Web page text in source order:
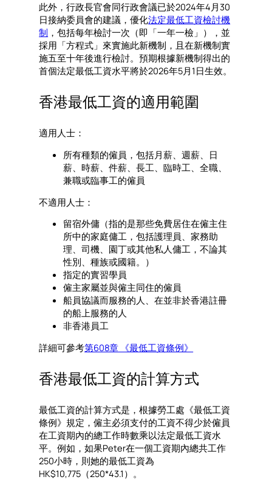
此外，行政長官會同行政會議已於2024年4月30
日接納委員會的建議，優化法定最低工資檢討機
制 ，包括每年檢討一次（即「一年一檢」），並
採用「方程式」來實施此新機制，且在新機制實
施五至十年後進行檢討。預期根據新機制得出的
首個法定最低工資水平將於2026年5月1日生效。
香港最低工資的適用範圍
適用人士：
所有種類的僱員，包括月薪、週薪、日
薪、時薪、件薪、長工、臨時工、全職、
兼職或臨事工的僱員
不適用人士：
留宿外傭（指的是那些免費居住在僱主住
所中的家庭傭工，包括護理員、家務助
理、司機、園丁或其他私人傭工，不論其
性別、種族或國籍。）
指定的實習學員
僱主家屬並與僱主同住的僱員
船員協議而服務的人、在並非於香港註冊
的船上服務的人
非香港員工
詳細可參考第608章 《最低工資條例》
香港最低工資的計算方式
最低工資的計算方式是，根據勞工處《最低工資
條例》規定，僱主必須支付的工資不得少於僱員
在工資期內的總工作時數乘以法定最低工資水
平。例如，如果Peter在一個工資期內總共工作
250小時，則她的最低工資為
HK$10,775（250*43.1）。